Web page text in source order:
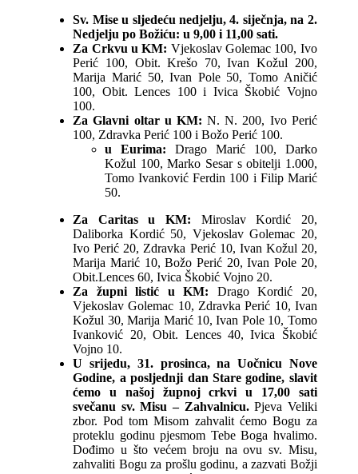
Sv. Mise u sljedeću nedjelju, 4. siječnja, na 2.
Nedjelju po Božiću: u 9,00 i 11,00 sati.
Za Crkvu u KM: Vjekoslav Golemac 100, Ivo
Perić 100, Obit. Krešo 70, Ivan Kožul 200,
Marija Marić 50, Ivan Pole 50, Tomo Aničić
100, Obit. Lences 100 i Ivica Škobić Vojno
100.
Za Glavni oltar u KM: N. N. 200, Ivo Perić
100, Zdravka Perić 100 i Božo Perić 100.
u Eurima: Drago Marić 100, Darko
Kožul 100, Marko Sesar s obitelji 1.000,
Tomo Ivanković Ferdin 100 i Filip Marić
50.
Za Caritas u KM: Miroslav Kordić 20,
Daliborka Kordić 50, Vjekoslav Golemac 20,
Ivo Perić 20, Zdravka Perić 10, Ivan Kožul 20,
Marija Marić 10, Božo Perić 20, Ivan Pole 20,
Obit.Lences 60, Ivica Škobić Vojno 20.
Za župni listić u KM: Drago Kordić 20,
Vjekoslav Golemac 10, Zdravka Perić 10, Ivan
Kožul 30, Marija Marić 10, Ivan Pole 10, Tomo
Ivanković 20, Obit. Lences 40, Ivica Škobić
Vojno 10.
U srijedu, 31. prosinca, na Uočnicu Nove
Godine, a posljednji dan Stare godine, slavit
ćemo u našoj župnoj crkvi u 17,00 sati
svečanu sv. Misu – Zahvalnicu.Pjeva Veliki
zbor. Pod tom Misom zahvalit ćemo Bogu za
proteklu godinu pjesmom Tebe Boga hvalimo.
Dođimo u što većem broju na ovu sv. Misu,
zahvaliti Bogu za prošlu godinu, a zazvati Božji